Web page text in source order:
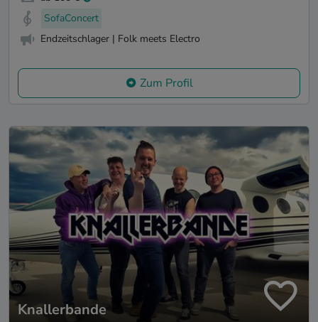
SofaConcert
Endzeitschlager | Folk meets Electro
Zum Profil
Knallerbande